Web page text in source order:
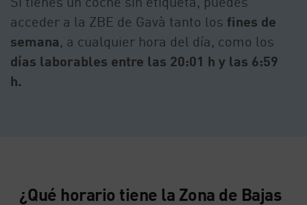
acceder a la ZBE de Gavà tanto los fines de
semana, a cualquier hora del día, como los
días laborables entre las 20:01 h y las 6:59
h.
¿Qué horario tiene la Zona de Bajas